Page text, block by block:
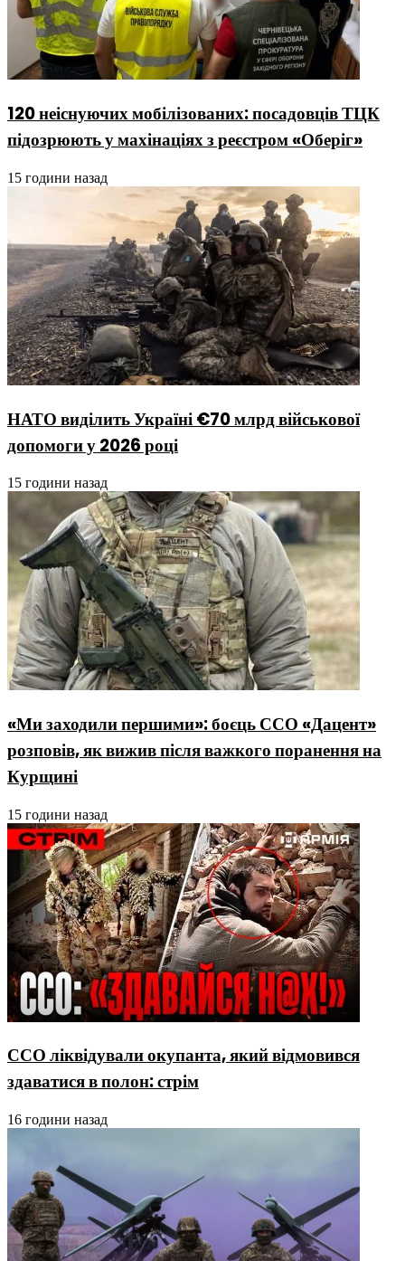
120 неіснуючих мобілізованих: посадовців ТЦК
підозрюють у махінаціях з реєстром «Оберіг»
15 години назад
НАТО виділить Україні €70 млрд військової
допомоги у 2026 році
15 години назад
«Ми заходили першими»: боєць ССО «Дацент»
розповів, як вижив після важкого поранення на
Курщині
15 години назад
ССО ліквідували окупанта, який відмовився
здаватися в полон: стрім
16 години назад